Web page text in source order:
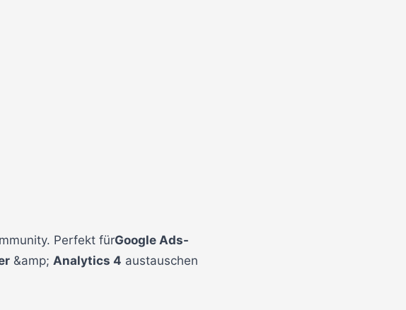
Perfekt fürGoogle Ads-
&amp; Analytics 4 austauschen